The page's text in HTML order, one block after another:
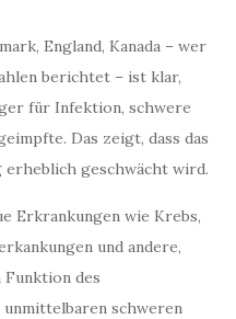
England, Kanada – wer
berichtet – ist klar,
für Infektion, schwere
Das zeigt, dass das
erheblich geschwächt wird.
Erkrankungen wie Krebs,
und andere,
des
unmittelbaren schweren